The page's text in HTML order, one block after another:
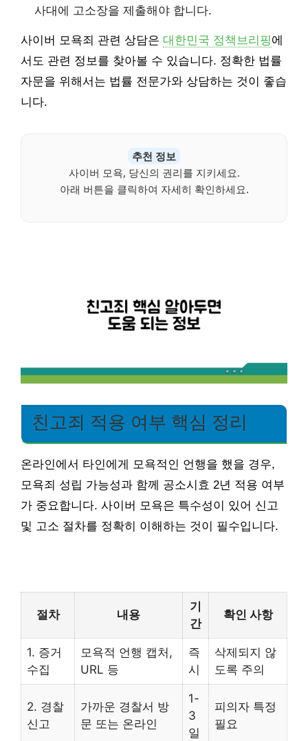
사대에 고소장을 제출해야 합니다.
사이버 모욕죄 관련 상담은 대한민국 정책브리핑에
서도 관련 정보를 찾아볼 수 있습니다. 정확한 법률
자문을 위해서는 법률 전문가와 상담하는 것이 좋습
니다.
추천 정보
사이버 모욕, 당신의 권리를 지키세요.
아래 버튼을 클릭하여 자세히 확인하세요.
친고죄 적용 여부 핵심 정리
온라인에서 타인에게 모욕적인 언행을 했을 경우,
모욕죄 성립 가능성과 함께 공소시효 2년 적용 여부
가 중요합니다. 사이버 모욕은 특수성이 있어 신고
및 고소 절차를 정확히 이해하는 것이 필수입니다.
절차 내용
기
간
확인 사항
1. 증거
수집
모욕적 언행 캡처,
URL 등
즉
시
삭제되지 않
도록 주의
2. 경찰
신고
가까운 경찰서 방
문 또는 온라인
1-
3
일
피의자 특정
필요